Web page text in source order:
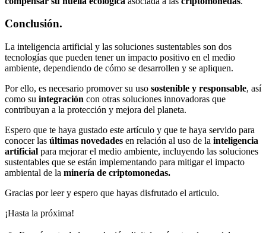
Conclusión.
La inteligencia artificial y las soluciones sustentables son dos
tecnologías que pueden tener un impacto positivo en el medio
ambiente, dependiendo de cómo se desarrollen y se apliquen.
Por ello, es necesario promover su uso sostenible y responsable, así
como su integración con otras soluciones innovadoras que
contribuyan a la protección y mejora del planeta.
Espero que te haya gustado este artículo y que te haya servido para
conocer las últimas novedades en relación al uso de la inteligencia
artificial para mejorar el medio ambiente, incluyendo las soluciones
sustentables que se están implementando para mitigar el impacto
ambiental de la minería de criptomonedas.
Gracias por leer y espero que hayas disfrutado el articulo.
¡Hasta la próxima!